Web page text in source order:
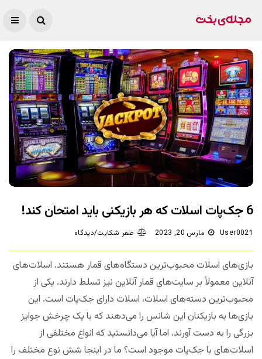
6 جک‌پات اسلات که هر بازیکنی باید امتحان کند!
User0021 مارس 20, 2023 صفر شکایت/دیدگاه
بازی‌های اسلات محبوب‌ترین دستگاه‌های قمار هستند. اسلات‌های
آنلاین معمولاً بر سایت‌های قمار آنلاین نیز تسلط دارند. یکی از
محبوب‌ترین دسته‌های اسلات، اسلات‌ دارای جک‌پات است. این
بازی‌ها به بازیکنان این شانس را می‌دهند که با یک چرخش جوایز
بزرگی را به دست آورند. اما آیا می‌دانستید که انواع مختلفی از
اسلات‌های با جک‌پات موجود است؟ ما در اینجا شش نوع مختلف را